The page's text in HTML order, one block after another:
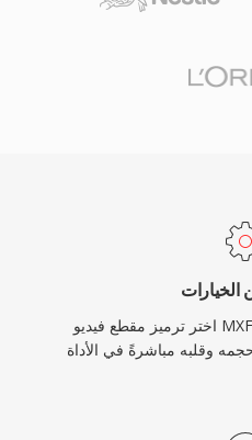
الخيارات
اختر ترميز مقطع فيديو MXF الخاص بك وجودته ومعدل